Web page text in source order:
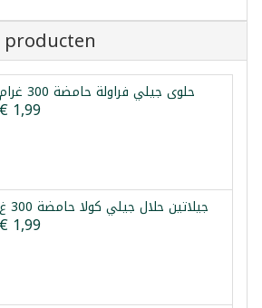
حلوى جيلي فراولة حامضة 300 غرام
€ 1,99
جيلاتين حلال جيلي كولا حامضة 300 غ
€ 1,99